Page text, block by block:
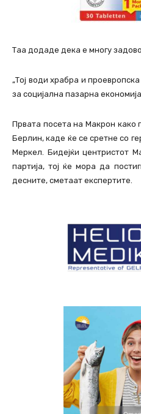
Таа додаде дека е многу
„Тој води храбра и
за социјална пазарна
Првата посета на Макрон како
Берлин, каде ќе се сретне со
Меркел. Бидејќи центристот
партија, тој ќе мора да
десните, сметаат експертите.